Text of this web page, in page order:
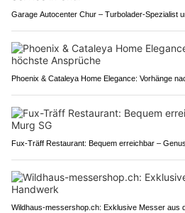
Garage Autocenter Chur – Turbolader-Spezialist
Phoenix & Cataleya Home Elegance: Vorhänge
Fux-Träff Restaurant: Bequem erreichbar –
Wildhaus-messershop.ch: Exklusive Messer aus